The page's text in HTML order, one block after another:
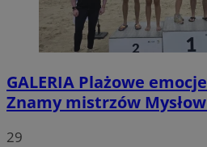
GALERIA Plażowe
Znamy mistrzów
29